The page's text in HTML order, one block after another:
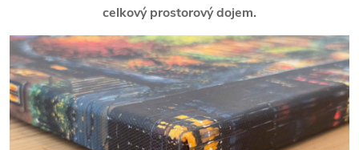
celkový prostorový dojem.